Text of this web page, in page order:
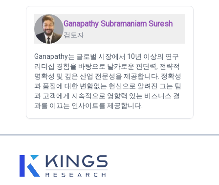
Ganapathy Subramaniam Suresh
검토자
Ganapathy는 글로벌 시장에서 10년 이상의 연구
리더십 경험을 바탕으로 날카로운 판단력, 전략적
명확성 및 깊은 산업 전문성을 제공합니다. 정확성
과 품질에 대한 변함없는 헌신으로 알려진 그는 팀
과 고객에게 지속적으로 영향력 있는 비즈니스 결
과를 이끄는 인사이트를 제공합니다.